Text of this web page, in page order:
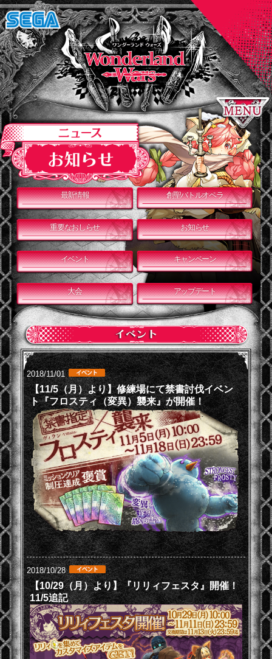
最新情報 創聖バトルオペラ
重要なおしらせ お知らせ
イベント キャンペーン
大会 アップデート
2018/11/01
【11/5（月）より】修練場にて禁書討伐イベン
ト『フロスティ（変異）襲来』が開催！
2018/10/28
【10/29（月）より】『リリィフェスタ』開催！
11/5追記